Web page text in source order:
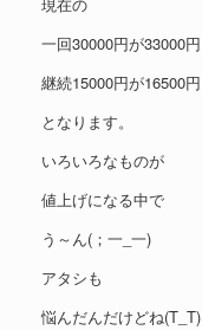
一回30000円が33000円
継続15000円が16500円
となります。
いろいろなものが
値上げになる中で
う～ん(；一_一)
アタシも
悩んだんだけどね(T_T)